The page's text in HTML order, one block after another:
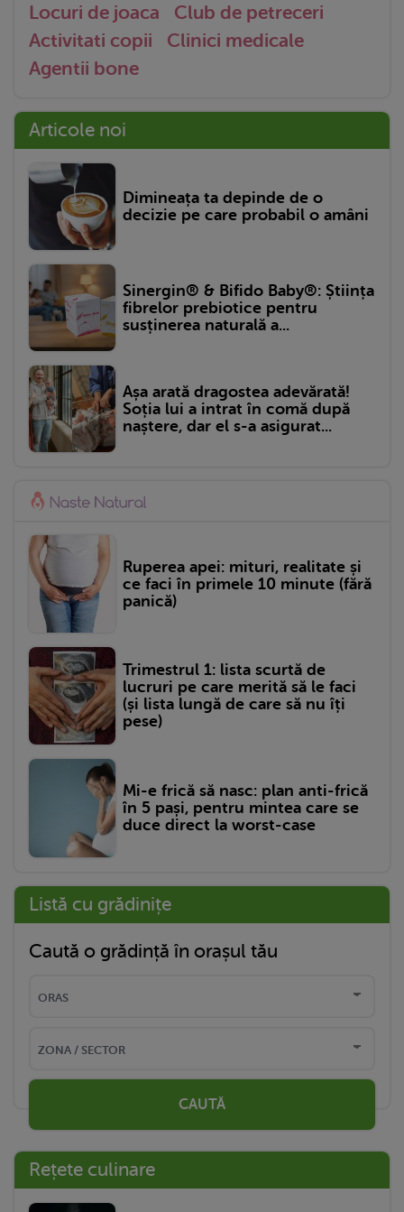
Locuri de joaca
Club de petreceri
Activitati copii
Clinici medicale
Agentii bone
Articole noi
Dimineața ta depinde de o
decizie pe care probabil o amâni
Sinergin® & Bifido Baby®: Știința
fibrelor prebiotice pentru
susținerea naturală a...
Așa arată dragostea adevărată!
Soția lui a intrat în comă după
naștere, dar el s-a asigurat...
Ruperea apei: mituri, realitate și
ce faci în primele 10 minute (fără
panică)
Trimestrul 1: lista scurtă de
lucruri pe care merită să le faci
(și lista lungă de care să nu îți
pese)
Mi-e frică să nasc: plan anti-frică
în 5 pași, pentru mintea care se
duce direct la worst-case
Listă cu grădinițe
Caută o grădință în orașul tău
CAUTĂ
Rețete culinare